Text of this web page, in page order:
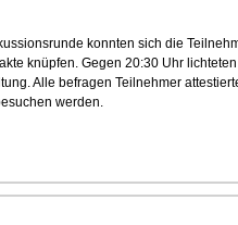
konnten sich die
knüpfen. Gegen 20:30 Uhr
Alle befragen Teilnehmer
werden.